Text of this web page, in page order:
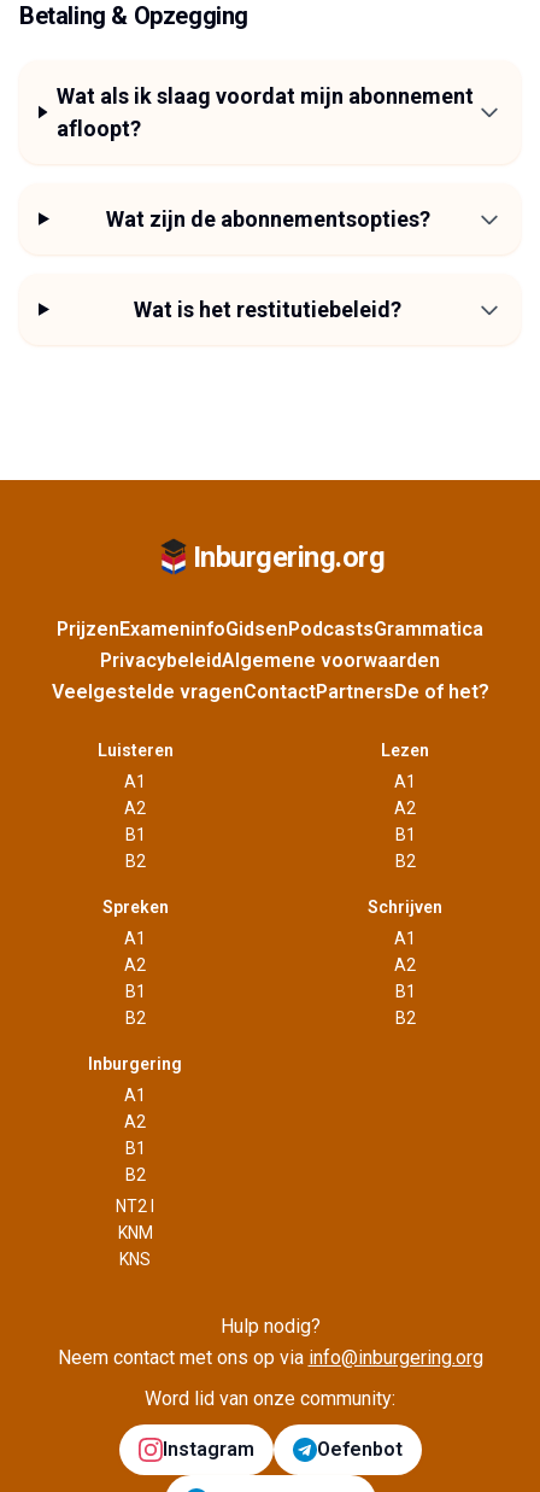
Betaling & Opzegging
Wat als ik slaag voordat mijn abonnement
afloopt?
Wat zijn de abonnementsopties?
Wat is het restitutiebeleid?
Inburgering.org
PrijzenExameninfoGidsenPodcastsGrammatica
PrivacybeleidAlgemene voorwaarden
Veelgestelde vragenContactPartnersDe of het?
Luisteren
A1
A2
B1
B2
Lezen
A1
A2
B1
B2
Spreken
A1
A2
B1
B2
Schrijven
A1
A2
B1
B2
Inburgering
A1
A2
B1
B2
NT2 I
KNM
KNS
Hulp nodig?
Neem contact met ons op via info@inburgering.org
Word lid van onze community:
Instagram Oefenbot